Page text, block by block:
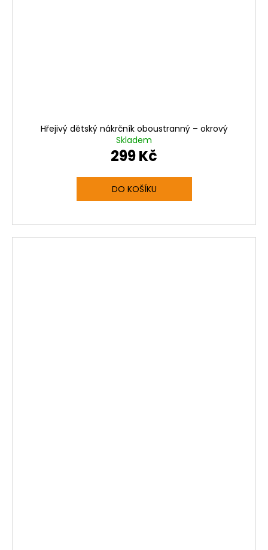
Hřejivý dětský nákrčník oboustranný – okrový
Skladem
299 Kč
DO KOŠÍKU